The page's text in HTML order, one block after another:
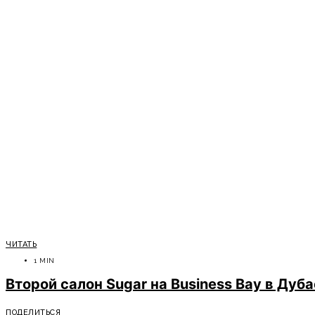
ЧИТАТЬ
1 MIN
Второй салон Sugar на Business Bay в
ПОДЕЛИТЬСЯ